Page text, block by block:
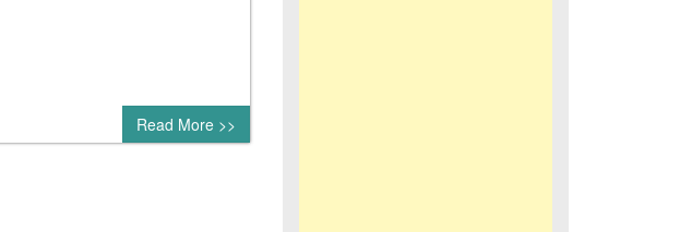
Read More >>